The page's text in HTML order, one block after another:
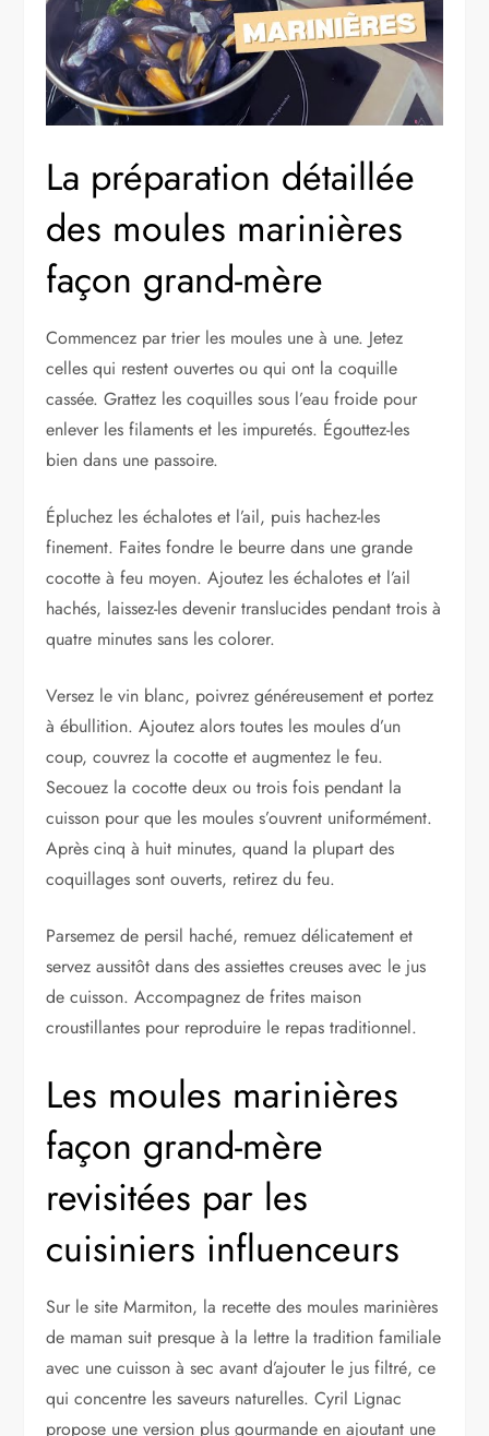
La préparation détaillée
des moules marinières
façon grand-mère
Commencez par trier les moules une à une. Jetez
celles qui restent ouvertes ou qui ont la coquille
cassée. Grattez les coquilles sous l’eau froide pour
enlever les filaments et les impuretés. Égouttez-les
bien dans une passoire.
Épluchez les échalotes et l’ail, puis hachez-les
finement. Faites fondre le beurre dans une grande
cocotte à feu moyen. Ajoutez les échalotes et l’ail
hachés, laissez-les devenir translucides pendant trois à
quatre minutes sans les colorer.
Versez le vin blanc, poivrez généreusement et portez
à ébullition. Ajoutez alors toutes les moules d’un
coup, couvrez la cocotte et augmentez le feu.
Secouez la cocotte deux ou trois fois pendant la
cuisson pour que les moules s’ouvrent uniformément.
Après cinq à huit minutes, quand la plupart des
coquillages sont ouverts, retirez du feu.
Parsemez de persil haché, remuez délicatement et
servez aussitôt dans des assiettes creuses avec le jus
de cuisson. Accompagnez de frites maison
croustillantes pour reproduire le repas traditionnel.
Les moules marinières
façon grand-mère
revisitées par les
cuisiniers influenceurs
Sur le site Marmiton, la recette des moules marinières
de maman suit presque à la lettre la tradition familiale
avec une cuisson à sec avant d’ajouter le jus filtré, ce
qui concentre les saveurs naturelles. Cyril Lignac
propose une version plus gourmande en ajoutant une